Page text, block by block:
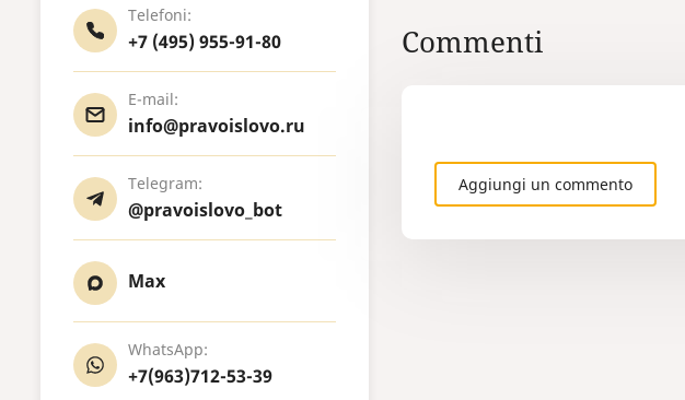
Telefoni:
+7 (495) 955-91-80
E-mail:
info@pravoislovo.ru
Telegram:
@pravoislovo_bot
Max
WhatsApp:
+7(963)712-53-39
Commenti
Aggiungi un commento